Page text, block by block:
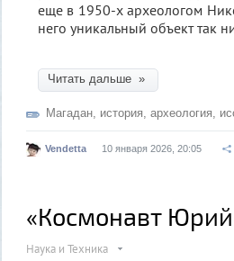
еще в 1950-х археологом
него уникальный объект так
Читать дальше »
Магадан, история, археология,
Vendetta 10 января 2026, 20:05
«Космонавт
Наука и Техника